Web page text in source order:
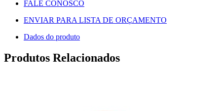
FALE CONOSCO
ENVIAR PARA LISTA DE ORÇAMENTO
Dados do produto
Produtos Relacionados